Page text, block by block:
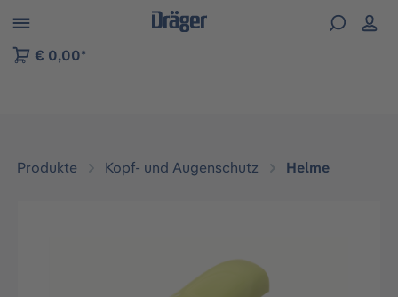
der B2B-Plattform springen
€ 0,00*
Produkte Kopf- und Augenschutz Helme